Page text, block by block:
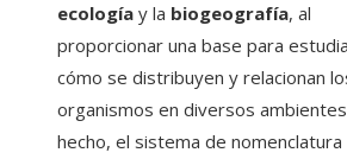
ecología y la biogeografía, al
proporcionar una base para
cómo se distribuyen y relacionan
organismos en diversos
hecho, el sistema de nomenclatura